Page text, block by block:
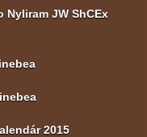
Nyliram JW ShCEx
2015